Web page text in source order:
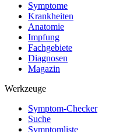
Symptome
Krankheiten
Anatomie
Impfung
Fachgebiete
Diagnosen
Magazin
Werkzeuge
Symptom-Checker
Suche
Symptomliste